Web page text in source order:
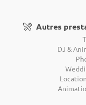
Autres
DJ &